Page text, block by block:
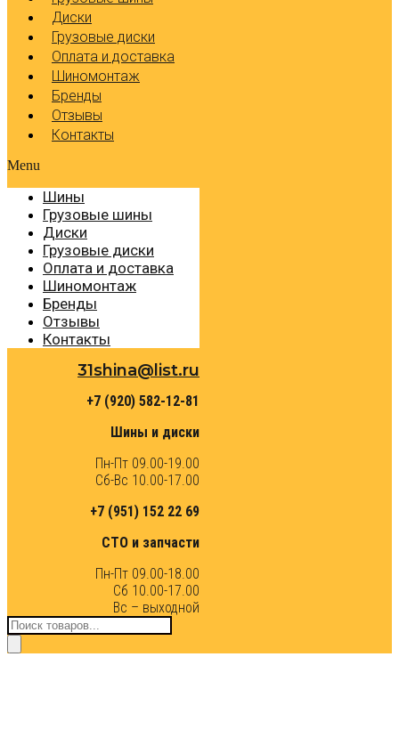
Диски
Грузовые диски
Оплата и доставка
Шиномонтаж
Бренды
Отзывы
Контакты
Menu
Шины
Грузовые шины
Диски
Грузовые диски
Оплата и доставка
Шиномонтаж
Бренды
Отзывы
Контакты
31shina@list.ru
+7 (920) 582-12-81
Шины и диски
Пн-Пт 09.00-19.00
Сб-Вс 10.00-17.00
+7 (951) 152 22 69
СТО и запчасти
Пн-Пт 09.00-18.00
Сб 10.00-17.00
Вс – выходной
Поиск
товаров